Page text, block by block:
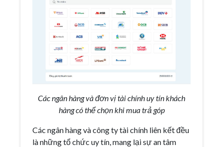
Các ngân hàng và đơn vị tài chính uy tín khách
hàng có thể chọn khi mua trả góp
Các ngân hàng và công ty tài chính liên kết đều
là những tổ chức uy tín, mang lại sự an tâm